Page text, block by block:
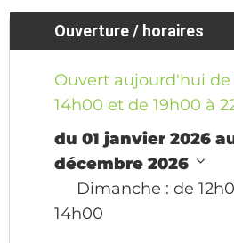
Ouverture / horaires
Ouvert aujourd'hui de
14h00 et de 19h00 à
du 01 janvier 2026
décembre 2026
Dimanche : de
14h00